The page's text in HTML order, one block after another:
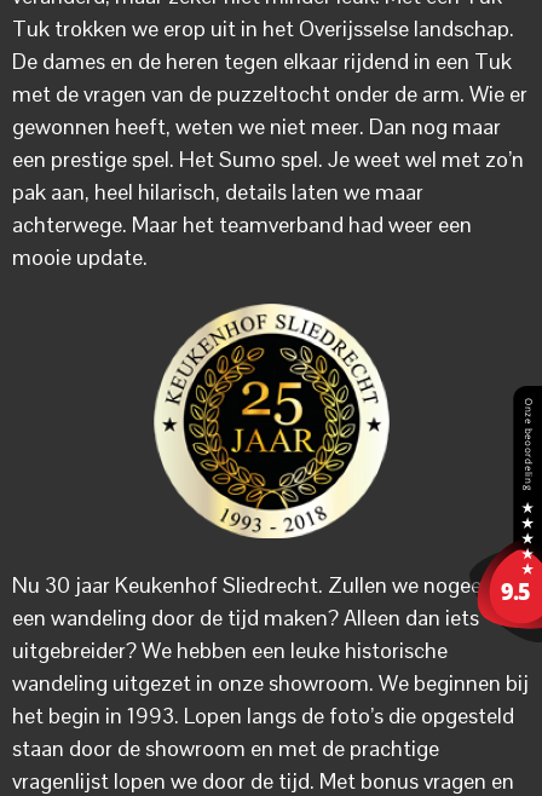
Tuk trokken we erop uit in het Overijsselse landschap.
De dames en de heren tegen elkaar rijdend in een Tuk
met de vragen van de puzzeltocht onder de arm. Wie er
gewonnen heeft, weten we niet meer. Dan nog maar
een prestige spel. Het Sumo spel. Je weet wel met zo’n
pak aan, heel hilarisch, details laten we maar
achterwege. Maar het teamverband had weer een
mooie update.
Nu 30 jaar Keukenhof Sliedrecht. Zullen we nogeens
een wandeling door de tijd maken? Alleen dan iets
uitgebreider? We hebben een leuke historische
wandeling uitgezet in onze showroom. We beginnen bij
het begin in 1993. Lopen langs de foto’s die opgesteld
staan door de showroom en met de prachtige
vragenlijst lopen we door de tijd. Met bonus vragen en